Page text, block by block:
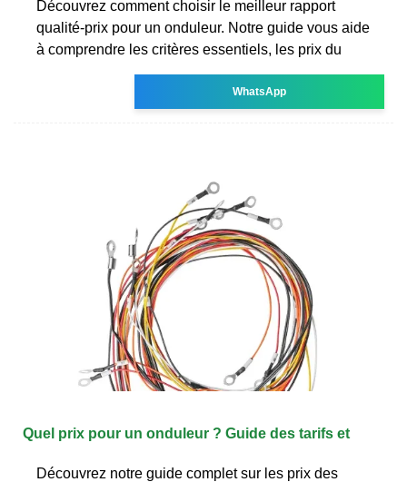
Découvrez comment choisir le meilleur rapport
qualité-prix pour un onduleur. Notre guide vous aide
à comprendre les critères essentiels, les prix du
WhatsApp
Quel prix pour un onduleur ? Guide des tarifs et
Découvrez notre guide complet sur les prix des